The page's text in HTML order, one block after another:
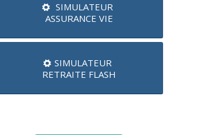
SIMULATEUR
ASSURANCE VIE
SIMULATEUR
RETRAITE FLASH